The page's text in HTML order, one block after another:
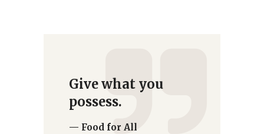
Give what you
possess.
— Food for All